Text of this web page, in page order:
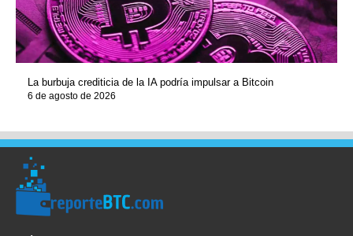
La burbuja crediticia de la IA podría impulsar a Bitcoin
6 de agosto de 2026